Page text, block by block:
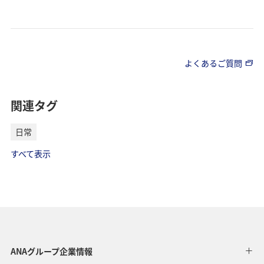
よくあるご質問
関連タグ
日常
すべて表示
ANAグループ企業情報